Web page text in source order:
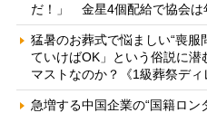
だ！」 金星4個配給で協会は
猛暑のお葬式で悩ましい“喪
ていけばOK」という俗説に
マストなのか？《1級葬祭ディ
急増する中国企業の“国籍ロン